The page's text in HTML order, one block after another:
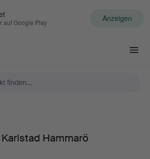
auf Google Play Anzeigen
Hammarö